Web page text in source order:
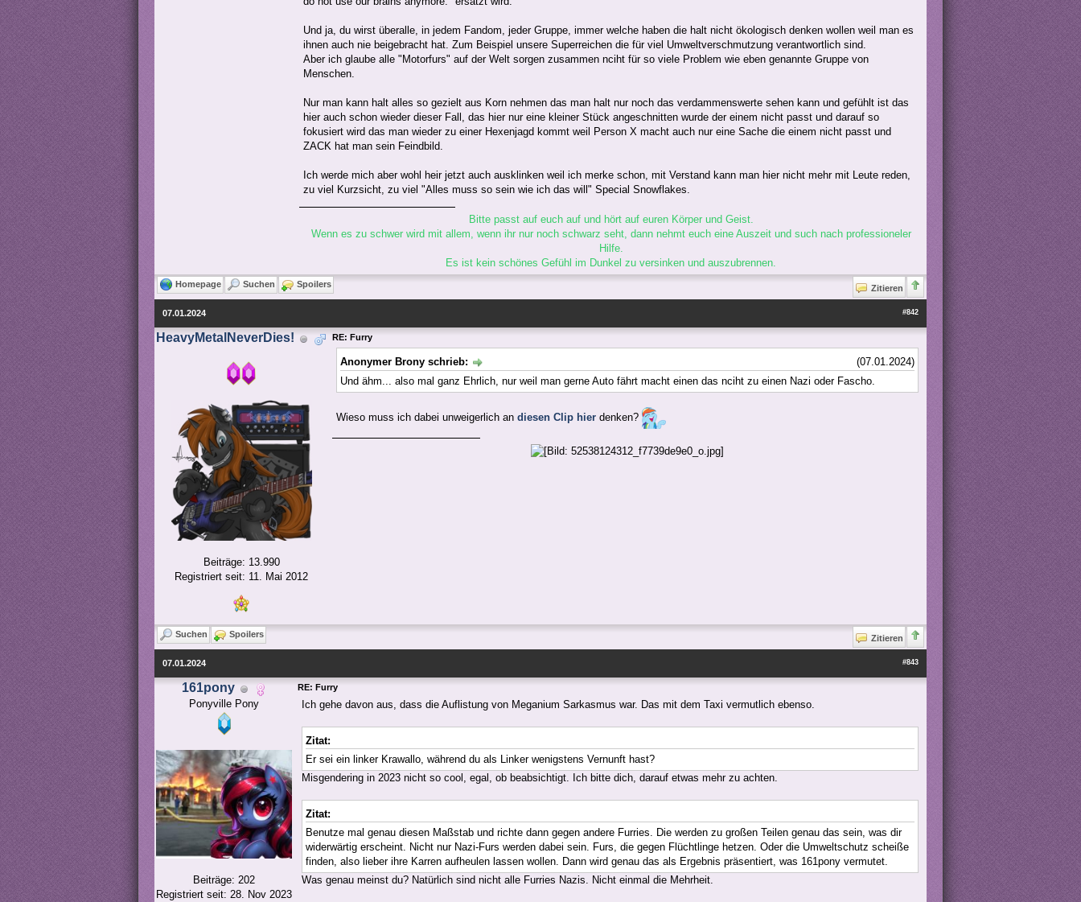
Und ja, du wirst überalle, in jedem Fandom, jeder Gruppe, immer welche haben die halt nicht ökologisch denken wollen weil man es
ihnen auch nie beigebracht hat. Zum Beispiel unsere Superreichen die für viel Umweltverschmutzung verantwortlich sind.
Aber ich glaube alle "Motorfurs" auf der Welt sorgen zusammen nciht für so viele Problem wie eben genannte Gruppe von
Menschen.
Nur man kann halt alles so gezielt aus Korn nehmen das man halt nur noch das verdammenswerte sehen kann und gefühlt ist das
hier auch schon wieder dieser Fall, das hier nur eine kleiner Stück angeschnitten wurde der einem nicht passt und darauf so
fokusiert wird das man wieder zu einer Hexenjagd kommt weil Person X macht auch nur eine Sache die einem nicht passt und
ZACK hat man sein Feindbild.
Ich werde mich aber wohl heir jetzt auch ausklinken weil ich merke schon, mit Verstand kann man hier nicht mehr mit Leute reden,
zu viel Kurzsicht, zu viel "Alles muss so sein wie ich das will" Special Snowflakes.
Bitte passt auf euch auf und hört auf euren Körper und Geist.
Wenn es zu schwer wird mit allem, wenn ihr nur noch schwarz seht, dann nehmt euch eine Auszeit und such nach professioneler
Hilfe.
Es ist kein schönes Gefühl im Dunkel zu versinken und auszubrennen.
Homepage Suchen Spoilers Zitieren
#842
07.01.2024
HeavyMetalNeverDies!
Beiträge: 13.990
Registriert seit: 11. Mai 2012
RE: Furry
(07.01.2024)
Anonymer Brony schrieb:
Und ähm... also mal ganz Ehrlich, nur weil man gerne Auto fährt macht einen das nciht zu einen Nazi oder Fascho.
Wieso muss ich dabei unweigerlich an diesen Clip hier denken?
Suchen Spoilers Zitieren
#843
07.01.2024
161pony
Ponyville Pony
Beiträge: 202
Registriert seit: 28. Nov 2023
RE: Furry
Ich gehe davon aus, dass die Auflistung von Meganium Sarkasmus war. Das mit dem Taxi vermutlich ebenso.
Zitat:
Er sei ein linker Krawallo, während du als Linker wenigstens Vernunft hast?
Misgendering in 2023 nicht so cool, egal, ob beabsichtigt. Ich bitte dich, darauf etwas mehr zu achten.
Zitat:
Benutze mal genau diesen Maßstab und richte dann gegen andere Furries. Die werden zu großen Teilen genau das sein, was dir
widerwärtig erscheint. Nicht nur Nazi-Furs werden dabei sein. Furs, die gegen Flüchtlinge hetzen. Oder die Umweltschutz scheiße
finden, also lieber ihre Karren aufheulen lassen wollen. Dann wird genau das als Ergebnis präsentiert, was 161pony vermutet.
Was genau meinst du? Natürlich sind nicht alle Furries Nazis. Nicht einmal die Mehrheit.